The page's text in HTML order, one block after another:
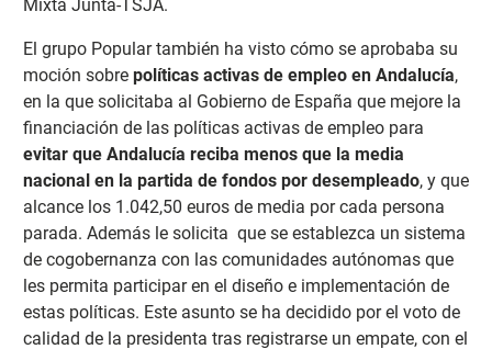
Mixta Junta-TSJA.
El grupo Popular también ha visto cómo se aprobaba su
moción sobre políticas activas de empleo en Andalucía,
en la que solicitaba al Gobierno de España que mejore la
financiación de las políticas activas de empleo para
evitar que Andalucía reciba menos que la media
nacional en la partida de fondos por desempleado, y que
alcance los 1.042,50 euros de media por cada persona
parada. Además le solicita que se establezca un sistema
de cogobernanza con las comunidades autónomas que
les permita participar en el diseño e implementación de
estas políticas. Este asunto se ha decidido por el voto de
calidad de la presidenta tras registrarse un empate, con el